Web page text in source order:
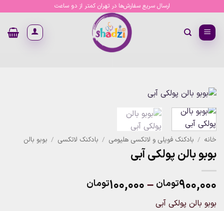
content
ارسال سریع سفارش‌ها در تهران کمتر از دو ساعت
خانه / بادکنک فویلی و لاتکسی هلیومی / بادکنک لاتکسی / بوبو بالن
بوبو بالن پولکی آبی
۹۰۰,۰۰۰تومان –۱۰۰,۰۰۰تومان
بوبو بالن پولکی آبی